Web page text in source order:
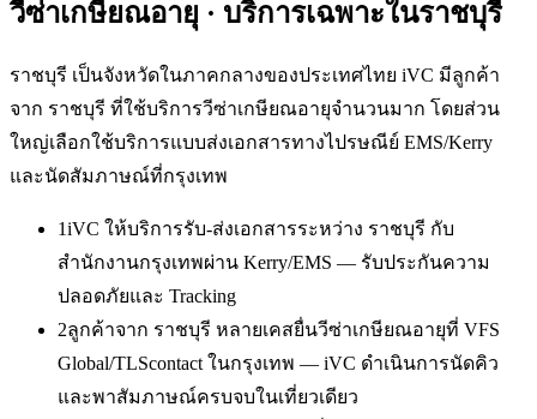
วีซ่าเกษียณอายุ · บริการเฉพาะในราชบุรี
ราชบุรี เป็นจังหวัดในภาคกลางของประเทศไทย iVC มีลูกค้า
จาก ราชบุรี ที่ใช้บริการวีซ่าเกษียณอายุจำนวนมาก โดยส่วน
ใหญ่เลือกใช้บริการแบบส่งเอกสารทางไปรษณีย์ EMS/Kerry
และนัดสัมภาษณ์ที่กรุงเทพ
1iVC ให้บริการรับ-ส่งเอกสารระหว่าง ราชบุรี กับ
สำนักงานกรุงเทพผ่าน Kerry/EMS — รับประกันความ
ปลอดภัยและ Tracking
2ลูกค้าจาก ราชบุรี หลายเคสยื่นวีซ่าเกษียณอายุที่ VFS
Global/TLScontact ในกรุงเทพ — iVC ดำเนินการนัดคิว
และพาสัมภาษณ์ครบจบในเที่ยวเดียว